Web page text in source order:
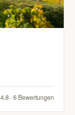
4.8 · 6 Bewertungen